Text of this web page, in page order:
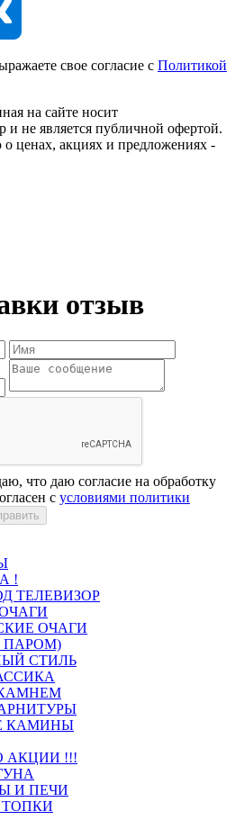
свое согласие с Политикой
на сайте носит
и не является публичной офертой.
ценах, акциях и предложениях -
отзыв
что даю согласие на обработку
с условиями политики
!
ТЕЛЕВИЗОР
ОЧАГИ
ПАРОМ)
СТИЛЬ
КАМИНЫ
АКЦИИ !!!
И ПЕЧИ